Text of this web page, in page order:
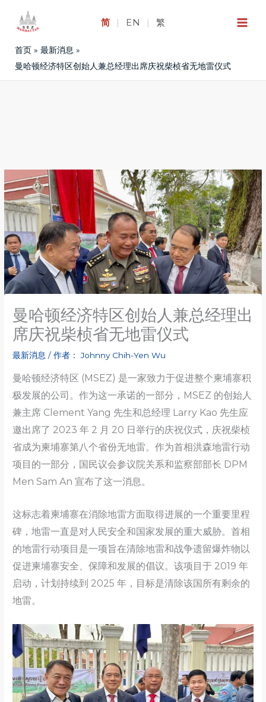
简 | EN | 繁
首页
最新消息
曼哈顿经济特区创始人兼总经理出席庆祝柴桢省无地雷仪式
曼哈顿经济特区创始人兼总经理出
席庆祝柴桢省无地雷仪式
最新消息 / 作者： Johnny Chih-Yen Wu
曼哈顿经济特区 (MSEZ) 是一家致力于促进整个柬埔寨积
极发展的公司。作为这一承诺的一部分，MSEZ 的创始人
兼主席 Clement Yang 先生和总经理 Larry Kao 先生应
邀出席了 2023 年 2 月 20 日举行的庆祝仪式，庆祝柴桢
省成为柬埔寨第八个省份无地雷。作为首相洪森地雷行动
项目的一部分，国民议会参议院关系和监察部部长 DPM
Men Sam An 宣布了这一消息。
这标志着柬埔寨在消除地雷方面取得进展的一个重要里程
碑，地雷一直是对人民安全和国家发展的重大威胁。首相
的地雷行动项目是一项旨在清除地雷和战争遗留爆炸物以
促进柬埔寨安全、保障和发展的倡议。该项目于 2019 年
启动，计划持续到 2025 年，目标是清除该国所有剩余的
地雷。